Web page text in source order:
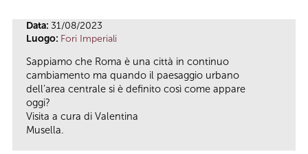
Data: 31/08/2023
Luogo: Fori Imperiali
Sappiamo che Roma è una città in continuo
cambiamento ma quando il paesaggio urbano
dell’area centrale si è definito così come appare
oggi?
Visita a cura di Valentina
Musella.